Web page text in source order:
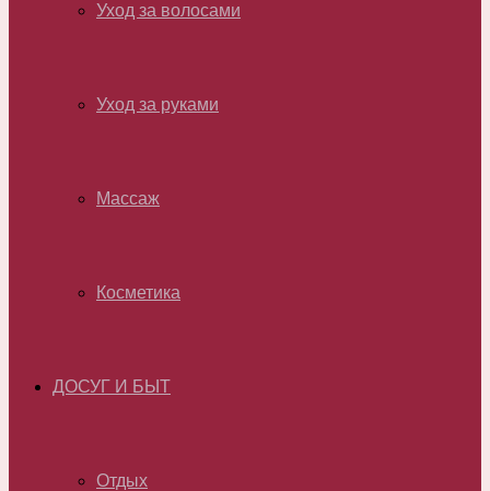
Уход за волосами
Уход за руками
Массаж
Косметика
ДОСУГ И БЫТ
Отдых